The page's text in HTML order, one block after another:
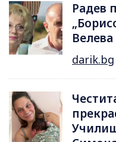
Радев
Велева
darik.bg